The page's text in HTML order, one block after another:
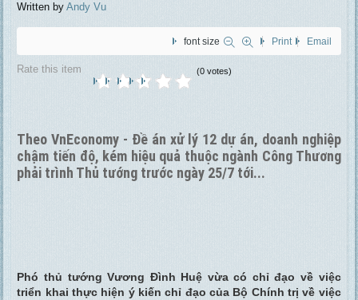
Written byAndy Vu
font size Print Email
Rate this item (0 votes)
Theo VnEconomy - Đề án xử lý 12 dự án, doanh nghiệp
chậm tiến độ, kém hiệu quả thuộc ngành Công Thương
phải trình Thủ tướng trước ngày 25/7 tới...
Phó thủ tướng Vương Đình Huệ vừa có chỉ đạo về việc
triển khai thực hiện ý kiến chỉ đạo của Bộ Chính trị về việc